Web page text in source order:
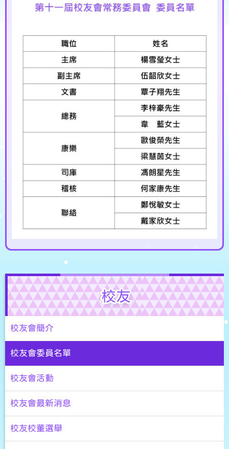
校友
校友會簡介
校友會委員名單
校友會活動
校友會最新消息
校友校董選舉